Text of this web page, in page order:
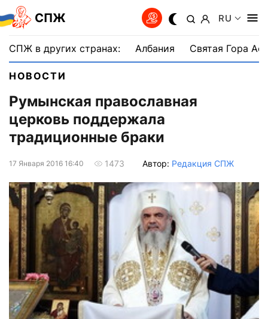
СПЖ RU
СПЖ в других странах: Албания Святая Гора
НОВОСТИ
Румынская православная
церковь поддержала
традиционные браки
17 Января 2016 16:40 1473 Автор: Редакция СПЖ